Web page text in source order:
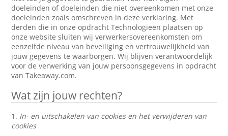
doeleinden of doeleinden die niet overeenkomen met onze
doeleinden zoals omschreven in deze verklaring. Met
derden die in onze opdracht Technologieën plaatsen op
onze website sluiten wij verwerkersovereenkomsten om
eenzelfde niveau van beveiliging en vertrouwelijkheid van
jouw gegevens te waarborgen. Wij blijven verantwoordelijk
voor de verwerking van jouw persoonsgegevens in opdracht
van Takeaway.com.
Wat zijn jouw rechten?
1. In- en uitschakelen van cookies en het verwijderen van
cookies